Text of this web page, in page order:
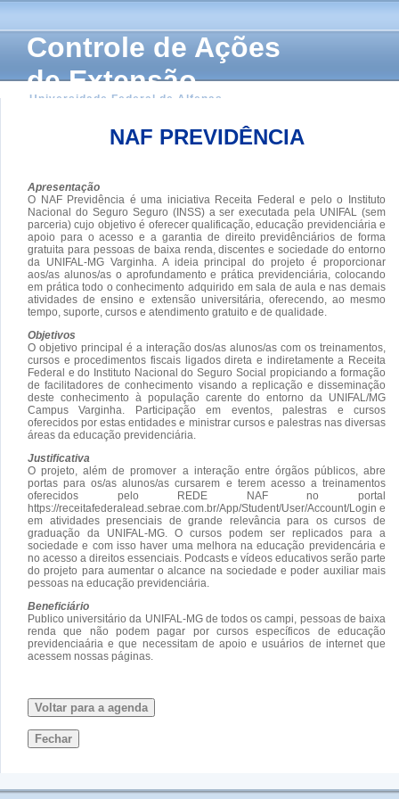
Controle de Ações
de Extensão
Universidade Federal de Alfenas
NAF PREVIDÊNCIA
Apresentação
O NAF Previdência é uma iniciativa Receita Federal e pelo o Instituto
Nacional do Seguro Seguro (INSS) a ser executada pela UNIFAL (sem
parceria) cujo objetivo é oferecer qualificação, educação previdenciária e
apoio para o acesso e a garantia de direito previdênciários de forma
gratuita para pessoas de baixa renda, discentes e sociedade do entorno
da UNIFAL-MG Varginha. A ideia principal do projeto é proporcionar
aos/as alunos/as o aprofundamento e prática previdenciária, colocando
em prática todo o conhecimento adquirido em sala de aula e nas demais
atividades de ensino e extensão universitária, oferecendo, ao mesmo
tempo, suporte, cursos e atendimento gratuito e de qualidade.
Objetivos
O objetivo principal é a interação dos/as alunos/as com os treinamentos,
cursos e procedimentos fiscais ligados direta e indiretamente a Receita
Federal e do Instituto Nacional do Seguro Social propiciando a formação
de facilitadores de conhecimento visando a replicação e disseminação
deste conhecimento à população carente do entorno da UNIFAL/MG
Campus Varginha. Participação em eventos, palestras e cursos
oferecidos por estas entidades e ministrar cursos e palestras nas diversas
áreas da educação previdenciária.
Justificativa
O projeto, além de promover a interação entre órgãos públicos, abre
portas para os/as alunos/as cursarem e terem acesso a treinamentos
oferecidos pelo REDE NAF no portal
https://receitafederalead.sebrae.com.br/App/Student/User/Account/Login e
em atividades presenciais de grande relevância para os cursos de
graduação da UNIFAL-MG. O cursos podem ser replicados para a
sociedade e com isso haver uma melhora na educação previdencária e
no acesso a direitos essenciais. Podcasts e vídeos educativos serão parte
do projeto para aumentar o alcance na sociedade e poder auxiliar mais
pessoas na educação previdenciária.
Beneficiário
Publico universitário da UNIFAL-MG de todos os campi, pessoas de baixa
renda que não podem pagar por cursos específicos de educação
previdenciaária e que necessitam de apoio e usuários de internet que
acessem nossas páginas.
Voltar para a agenda
Fechar